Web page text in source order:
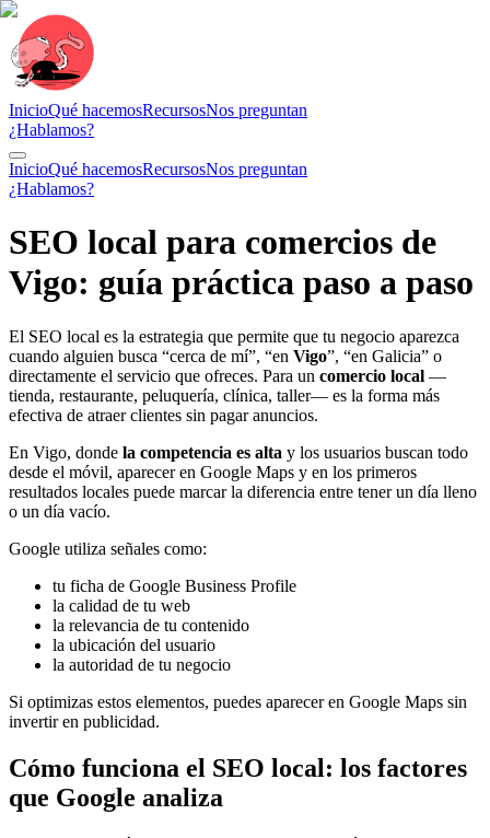
InicioQué hacemosRecursosNos preguntan
¿Hablamos?
InicioQué hacemosRecursosNos preguntan
¿Hablamos?
SEO local para comercios de
Vigo: guía práctica paso a paso
El SEO local es la estrategia que permite que tu negocio aparezca
cuando alguien busca “cerca de mí”, “en Vigo”, “en Galicia” o
directamente el servicio que ofreces. Para un comercio local —
tienda, restaurante, peluquería, clínica, taller— es la forma más
efectiva de atraer clientes sin pagar anuncios.
En Vigo, donde la competencia es alta y los usuarios buscan todo
desde el móvil, aparecer en Google Maps y en los primeros
resultados locales puede marcar la diferencia entre tener un día lleno
o un día vacío.
Google utiliza señales como:
tu ficha de Google Business Profile
la calidad de tu web
la relevancia de tu contenido
la ubicación del usuario
la autoridad de tu negocio
Si optimizas estos elementos, puedes aparecer en Google Maps sin
invertir en publicidad.
Cómo funciona el SEO local: los factores
que Google analiza